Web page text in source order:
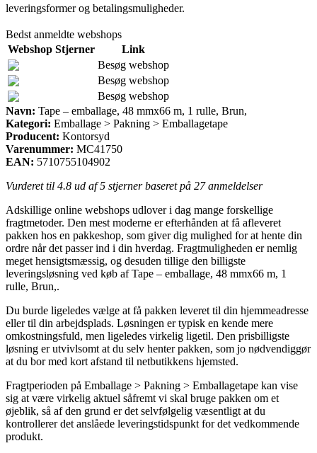
leveringsformer og betalingsmuligheder.
Bedst anmeldte webshops
Webshop Stjerner
Link
Besøg webshop
Besøg webshop
Besøg webshop
Navn: Tape – emballage, 48 mmx66 m, 1 rulle, Brun,
Kategori: Emballage > Pakning > Emballagetape
Producent: Kontorsyd
Varenummer: MC41750
EAN: 5710755104902
Vurderet til 4.8 ud af 5 stjerner baseret på 27anmeldelser
Adskillige online webshops udlover i dag mange forskellige
fragtmetoder. Den mest moderne er efterhånden at få afleveret
pakken hos en pakkeshop, som giver dig mulighed for at hente din
ordre når det passer ind i din hverdag. Fragtmuligheden er nemlig
meget hensigtsmæssig, og desuden tillige den billigste
leveringsløsning ved køb af Tape – emballage, 48 mmx66 m, 1
rulle, Brun,.
Du burde ligeledes vælge at få pakken leveret til din hjemmeadresse
eller til din arbejdsplads. Løsningen er typisk en kende mere
omkostningsfuld, men ligeledes virkelig ligetil. Den prisbilligste
løsning er utvivlsomt at du selv henter pakken, som jo nødvendiggør
at du bor med kort afstand til netbutikkens hjemsted.
Fragtperioden på Emballage > Pakning > Emballagetape kan vise
sig at være virkelig aktuel såfremt vi skal bruge pakken om et
øjeblik, så af den grund er det selvfølgelig væsentligt at du
kontrollerer det anslåede leveringstidspunkt for det vedkommende
produkt.